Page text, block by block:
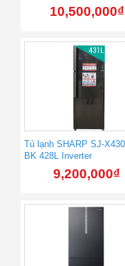
10,500,000₫
Tủ lạnh SHARP SJ-
BK 428L Inverter
9,200,000₫